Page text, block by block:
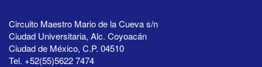
Circuito Maestro Mario de la Cueva s/n
Ciudad Universitaria, Alc. Coyoacán
Ciudad de México, C.P. 04510
Tel. +52(55)5622 7474